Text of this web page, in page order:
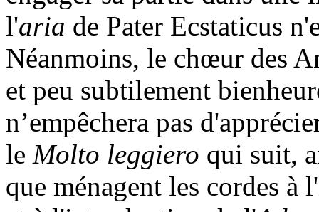
l'aria de Pater Ecstaticus
Néanmoins, le chœur des
et peu subtilement
n’empêchera pas
le Molto leggiero qui suit,
que ménagent les cordes